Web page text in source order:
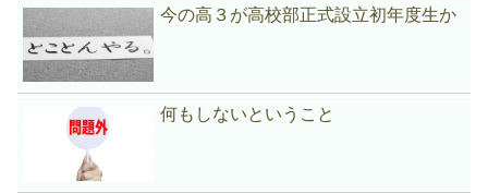
今の高３が高校部正式設立初年度生か
何もしないということ